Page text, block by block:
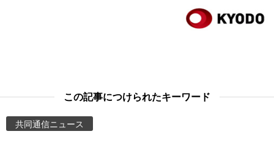
People
この記事につけられたキーワード
共同通信ニュース